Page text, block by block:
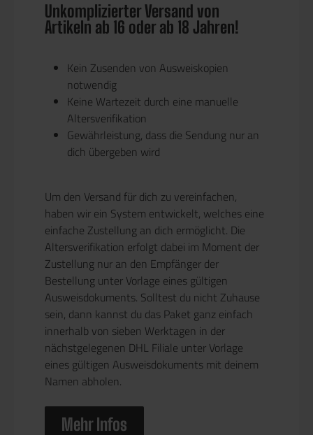
Unkomplizierter Versand von
Artikeln ab 16 oder ab 18 Jahren!
Kein Zusenden von Ausweiskopien
notwendig
Keine Wartezeit durch eine manuelle
Altersverifikation
Gewährleistung, dass die Sendung nur an
dich übergeben wird
Um den Versand für dich zu vereinfachen,
haben wir ein System entwickelt, welches eine
einfache Zustellung an dich ermöglicht. Die
Altersverifikation erfolgt dabei im Moment der
Zustellung nur an den Empfänger der
Bestellung unter Vorlage eines gültigen
Ausweisdokuments. Solltest du nicht Zuhause
sein, dann kannst du das Paket ganz einfach
innerhalb von sieben Werktagen in der
nächstgelegenen DHL Filiale unter Vorlage
eines gültigen Ausweisdokuments mit deinem
Namen abholen.
Mehr Infos